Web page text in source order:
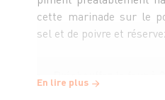
cette marinade sur le
sel et de poivre et
En lire plus